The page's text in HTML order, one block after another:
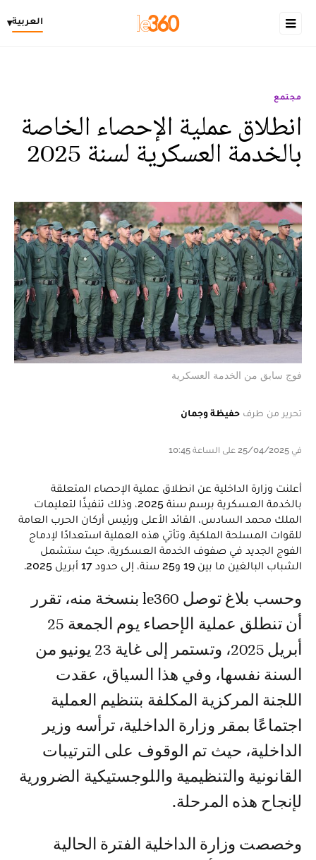
العربية▾
مجتمع
انطلاق عملية الإحصاء الخاصة
بالخدمة العسكرية لسنة 2025
فوج سابق من الخدمة العسكرية
تحرير من طرف حفيظة وجمان
في 25/04/2025 على الساعة 10:45
أعلنت وزارة الداخلية عن انطلاق عملية الإحصاء المتعلقة
بالخدمة العسكرية برسم سنة 2025، وذلك تنفيذًا لتعليمات
الملك محمد السادس، القائد الأعلى ورئيس أركان الحرب العامة
للقوات المسلحة الملكية. وتأتي هذه العملية استعدادًا لإدماج
الفوج الجديد في صفوف الخدمة العسكرية، حيث ستشمل
الشباب البالغين ما بين 19 و25 سنة، إلى حدود 17 أبريل 2025.
وحسب بلاغ توصل le360 بنسخة منه، تقرر
أن تنطلق عملية الإحصاء يوم الجمعة 25
أبريل 2025، وتستمر إلى غاية 23 يونيو من
السنة نفسها، وفي هذا السياق، عقدت
اللجنة المركزية المكلفة بتنظيم العملية
اجتماعًا بمقر وزارة الداخلية، ترأسه وزير
الداخلية، حيث تم الوقوف على الترتيبات
القانونية والتنظيمية واللوجستيكية الضرورية
لإنجاح هذه المرحلة.
وخصصت وزارة الداخلية الفترة الحالية